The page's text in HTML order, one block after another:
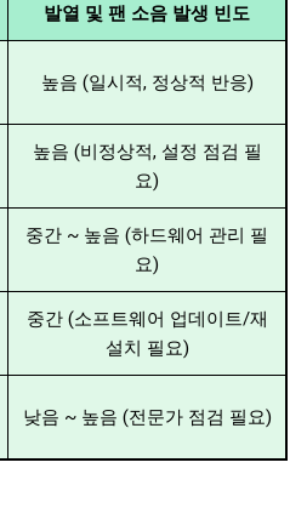
발열 및 팬 소음 발생 빈도
높음 (일시적, 정상적 반응)
높음 (비정상적, 설정 점검 필
요)
중간 ~ 높음 (하드웨어 관리 필
요)
중간 (소프트웨어 업데이트/재
설치 필요)
낮음 ~ 높음 (전문가 점검 필요)